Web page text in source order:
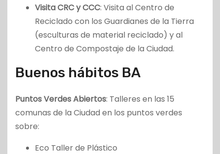
Visita CRC y CCC: Visita al Centro de
Reciclado con los Guardianes de la Tierra
(esculturas de material reciclado) y al
Centro de Compostaje de la Ciudad.
Buenos hábitos BA
Puntos Verdes Abiertos: Talleres en las 15
comunas de la Ciudad en los puntos verdes
sobre:
Eco Taller de Plástico